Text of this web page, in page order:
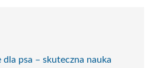
psa – skuteczna nauka